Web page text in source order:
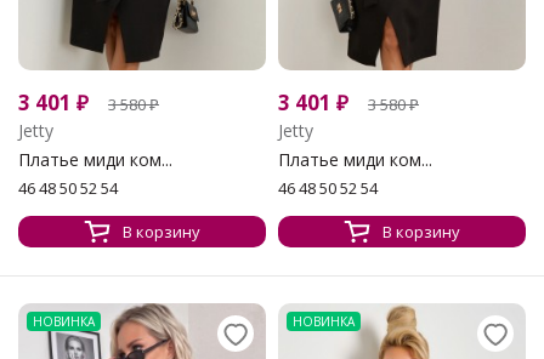
3 401 ₽ 3 580₽
Jetty
Платье миди ком...
46 48 50 52 54
В корзину
3 401 ₽ 3 580₽
Jetty
Платье миди ком...
46 48 50 52 54
В корзину
НОВИНКА НОВИНКА